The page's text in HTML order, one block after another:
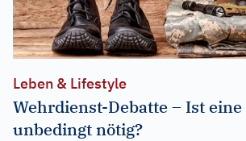
Leben & Lifestyle
Wehrdienst-Debatte – Ist
unbedingt nötig?